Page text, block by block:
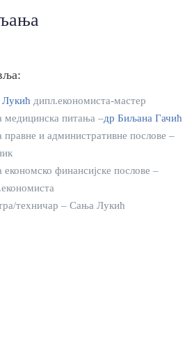
Лукић дипл.економиста-мастер
медицинска питања –др Биљана Гачић
и административне послове –
финансијске послове –
техничар – Сања Лукић